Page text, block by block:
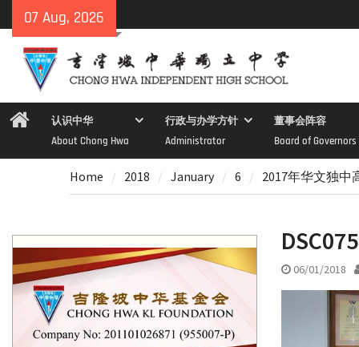
to
content
07 Aug, 2026
Home认识中华
About Chong Hwa
行政与办学方针
Administrator
董事会阵容
Board of Governors
Home 2018 January 6 2017年华文独中
06/01/2018